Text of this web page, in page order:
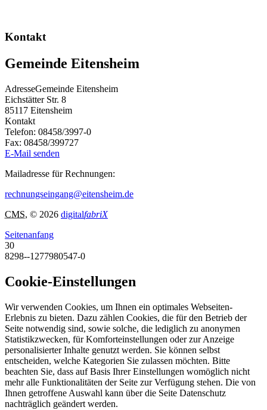
Kontakt
Gemeinde Eitensheim
AdresseGemeinde Eitensheim
Eichstätter Str. 8
85117 Eitensheim
Kontakt
Telefon: 08458/3997-0
Fax: 08458/399727
E-Mail senden
Mailadresse für Rechnungen:
rechnungseingang@eitensheim.de
CMS, © 2026 digitalfabriX
Seitenanfang
30
8298--1277980547-0
Cookie-Einstellungen
Wir verwenden Cookies, um Ihnen ein optimales Webseiten-
Erlebnis zu bieten. Dazu zählen Cookies, die für den Betrieb der
Seite notwendig sind, sowie solche, die lediglich zu anonymen
Statistikzwecken, für Komforteinstellungen oder zur Anzeige
personalisierter Inhalte genutzt werden. Sie können selbst
entscheiden, welche Kategorien Sie zulassen möchten. Bitte
beachten Sie, dass auf Basis Ihrer Einstellungen womöglich nicht
mehr alle Funktionalitäten der Seite zur Verfügung stehen. Die von
Ihnen getroffene Auswahl kann über die Seite Datenschutz
nachträglich geändert werden.